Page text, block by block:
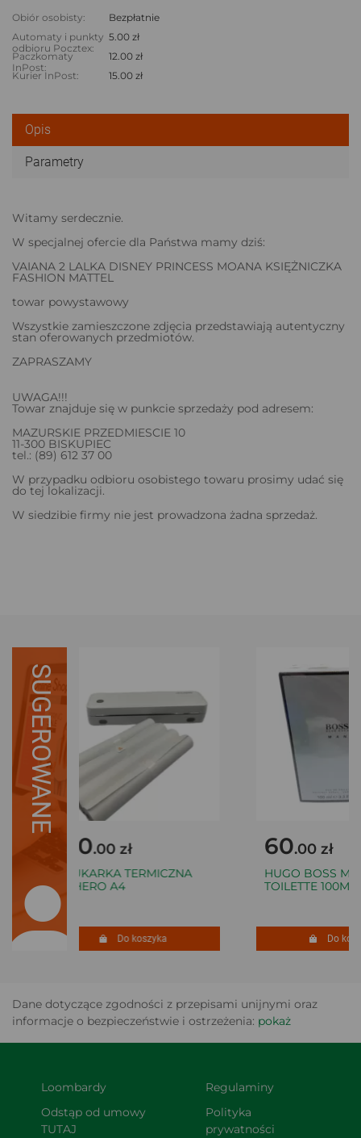
Obiór osobisty:
Bezpłatnie
Automaty i punkty
odbioru Pocztex:
5.00 zł
Paczkomaty
InPost:
12.00 zł
Kurier InPost:
15.00 zł
Opis
Parametry
Witamy serdecznie.
W specjalnej ofercie dla Państwa mamy dziś:
VAIANA 2 LALKA DISNEY PRINCESS MOANA KSIĘŻNICZKA
FASHION MATTEL
towar powystawowy
Wszystkie zamieszczone zdjęcia przedstawiają autentyczny
stan oferowanych przedmiotów.
ZAPRASZAMY
UWAGA!!!
Towar znajduje się w punkcie sprzedaży pod adresem:
MAZURSKIE PRZEDMIESCIE 10
11-300 BISKUPIEC
tel.: (89) 612 37 00
W przypadku odbioru osobistego towaru prosimy udać się
do tej lokalizacji.
W siedzibie firmy nie jest prowadzona żadna sprzedaż.
SUGEROWANE
160.00 zł
DRUKARKA TERMICZNA
FICHERO A4
Do koszyka
60.00 zł
HUGO BOSS
TOILETTE 100ML
Do
Dane dotyczące zgodności z przepisami unijnymi oraz
informacje o bezpieczeństwie i ostrzeżenia: pokaż
Loombardy
Odstąp od umowy
TUTAJ
Regulaminy
Polityka
prywatności